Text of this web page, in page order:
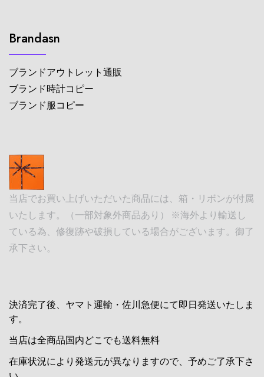
Brandasn
ブランドアウトレット通販
ブランド時計コピー
ブランド服コピー
当店でお買い上げいただいた商品には、箱・リボンが付属
いたします。（一部対象外商品あり） ※海外より輸送し
ている為、修復跡や破損している場合がございます。御了
承下さい。
決済完了後、ヤマト運輸・佐川急便にて即日発送いたしま
す。
当店は全商品国内どこでも送料無料
在庫状況により発送元が異なりますので、予めご了承下さ